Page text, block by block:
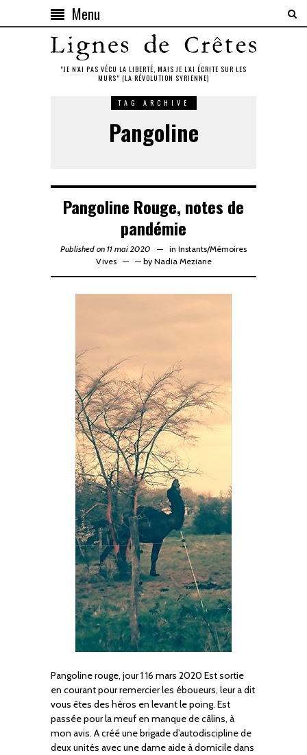
Menu
"JE N'AI PAS VÉCU LA LIBERTÉ, MAIS JE L'AI ÉCRITE SUR LES
MURS" (LA RÉVOLUTION SYRIENNE)
TAG ARCHIVE
Pangoline
Pangoline Rouge, notes de
pandémie
Published on 11 mai 2020 in Instants/Mémoires
Vives
—by Nadia Meziane
Pangoline rouge, jour 1 16 mars 2020 Est sortie
en courant pour remercier les éboueurs, leur a dit
vous êtes des héros en levant le poing. Est
passée pour la meuf en manque de câlins, à
mon avis. A créé une brigade d’autodiscipline de
deux unités avec une dame aide à domicile dans